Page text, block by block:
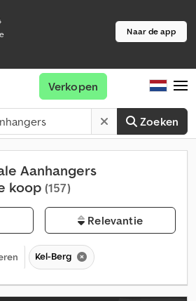
Naar de app
Zoeken
Verkopen
Aanhangers
koop (157)
Relevantie
Kel-Berg